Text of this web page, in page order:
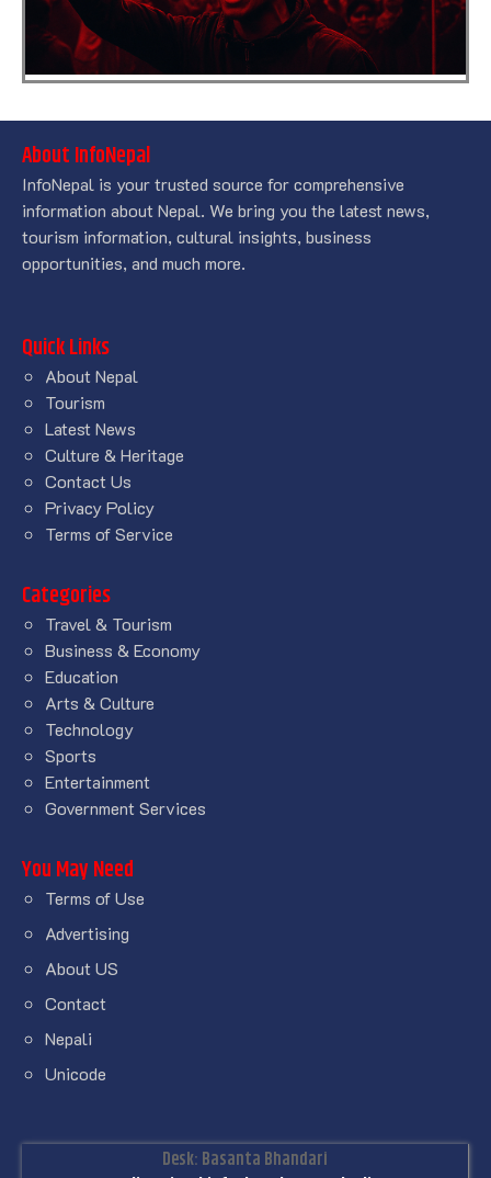
About InfoNepal
InfoNepal is your trusted source for comprehensive
information about Nepal. We bring you the latest news,
tourism information, cultural insights, business
opportunities, and much more.
Quick Links
About Nepal
Tourism
Latest News
Culture & Heritage
Contact Us
Privacy Policy
Terms of Service
Categories
Travel & Tourism
Business & Economy
Education
Arts & Culture
Technology
Sports
Entertainment
Government Services
You May Need
Terms of Use
Advertising
About US
Contact
Nepali
Unicode
Desk: Basanta Bhandari